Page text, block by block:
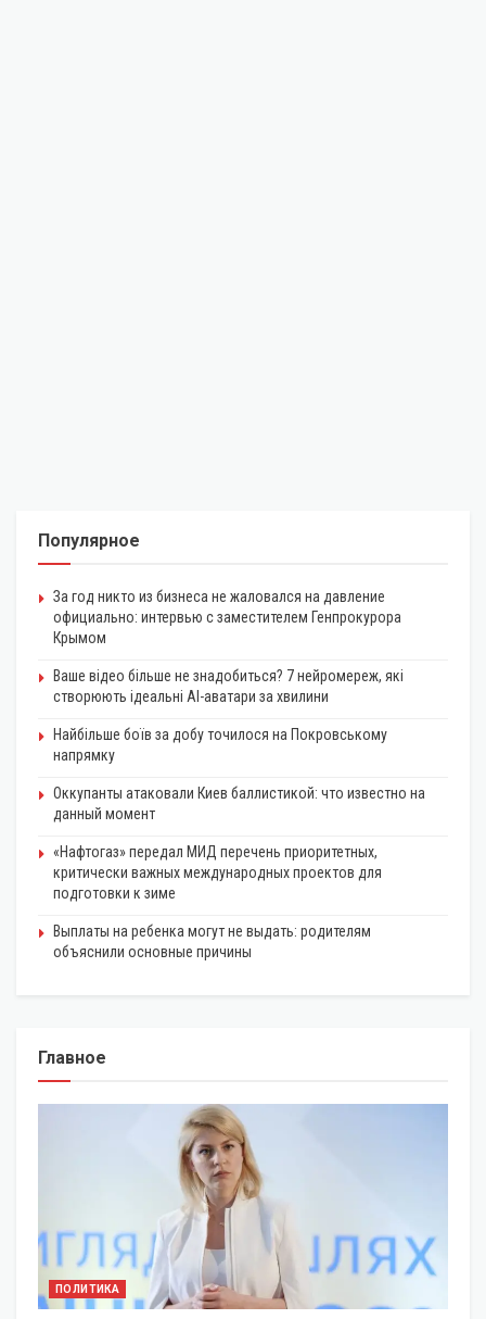
Популярное
За год никто из бизнеса не жаловался на давление
официально: интервью с заместителем Генпрокурора
Крымом
Ваше відео більше не знадобиться? 7 нейромереж, які
створюють ідеальні AI-аватари за хвилини
Найбільше боїв за добу точилося на Покровському
напрямку
Оккупанты атаковали Киев баллистикой: что известно на
данный момент
«Нафтогаз» передал МИД перечень приоритетных,
критически важных международных проектов для
подготовки к зиме
Выплаты на ребенка могут не выдать: родителям
объяснили основные причины
Главное
ПОЛИТИКА